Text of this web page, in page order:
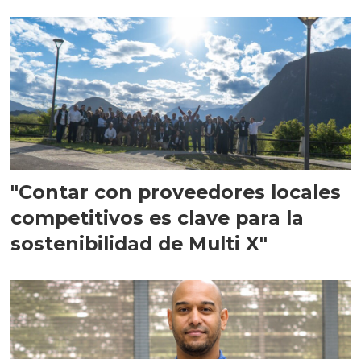
"Contar con proveedores locales
competitivos es clave para la
sostenibilidad de Multi X"